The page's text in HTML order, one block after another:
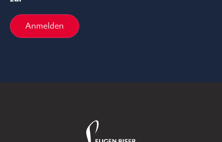
Anmelden